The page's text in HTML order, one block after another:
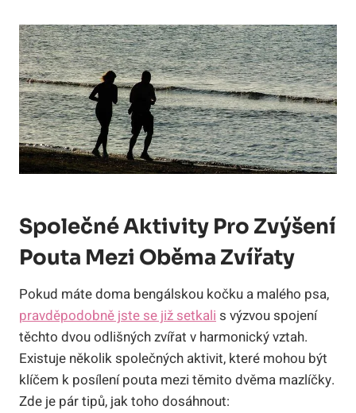
Společné Aktivity Pro Zvýšení
Pouta Mezi Oběma Zvířaty
Pokud máte doma bengálskou kočku a malého psa,
pravděpodobně jste se již setkalis výzvou spojení
těchto dvou odlišných zvířat v harmonický vztah.
Existuje několik společných aktivit, které mohou být
klíčem k posílení pouta mezi těmito dvěma mazlíčky.
Zde je pár tipů, jak toho dosáhnout: